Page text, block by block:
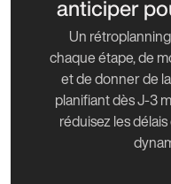
anticiper
Un
chaque étape, de
et de donner de
planifiant dès J-3
réduisez les